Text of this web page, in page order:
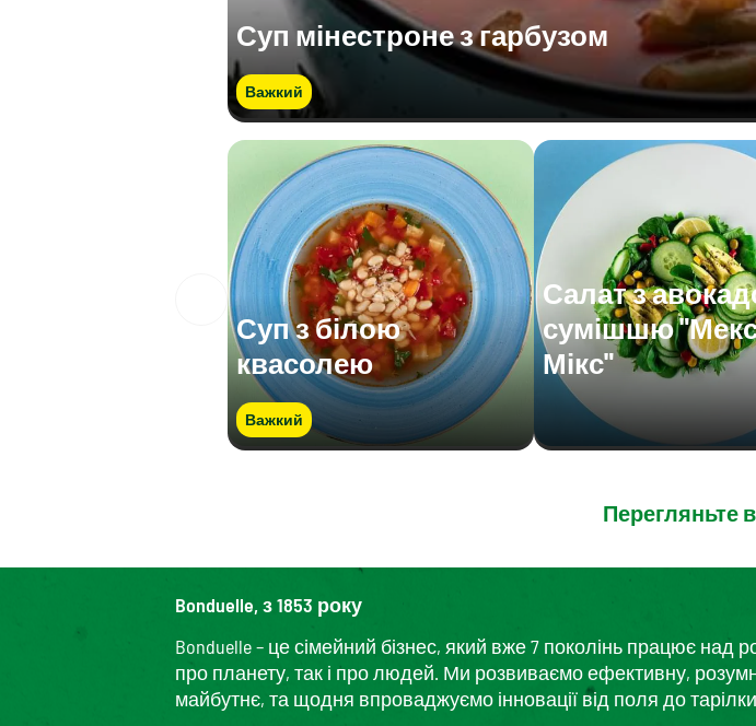
Суп мінестроне з гарбузом
Важкий
Суп з білою
квасолею
Важкий
Салат з
сумішшю
Мікс"
Перегляньте
Bonduelle, з 1853 року
Bonduelle – це сімейний бізнес, який вже 7 поколінь працює
про планету, так і про людей. Ми розвиваємо ефективну,
майбутнє, та щодня впроваджуємо інновації від поля до